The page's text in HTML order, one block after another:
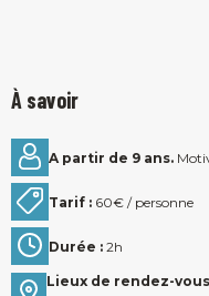
À savoir
A partir de 9 ans.
Tarif : 60€ / personne
Durée : 2h
Lieux de rendez-